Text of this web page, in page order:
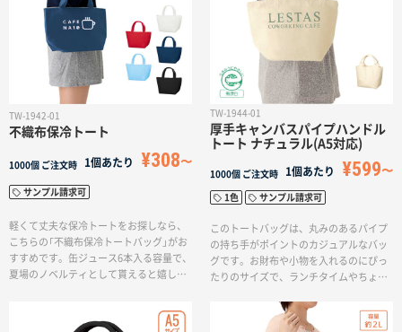
マーク付
TW-1942-01
不織布保冷トート
1000個 ご注文時 1個あたり ¥308
サンプル請求可
軽くて丈夫な保冷トートをお探しなら、
こちらの「不織布保冷トートバッグ」がお
すすめです。缶ジュース6本入る容量で、
夏場のノベルティとして貰えると嬉しい
TW-1944-01
厚手キャンバスパイプハンドル
トート ナチュラル(A5対応)
1000個 ご注文時 1個あたり ¥599
1色 サンプル請求可
このトートバッグは、丸みのあるパイプ
の持ち手がポイントのカジュアルなバッ
グです。お財布や小物を入れるのにぴっ
たりのサイズで、ランチタイムやちょっ
りした厚みのある生地で、コットンのや
さしい質感が魅力的です。※エコマーク